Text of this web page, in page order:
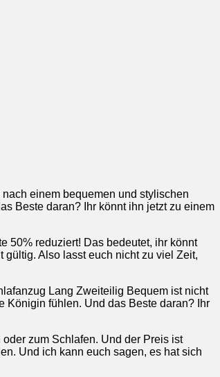
einem bequemen und stylischen
Beste daran? Ihr könnt ihn jetzt zu einem
50% reduziert! Das bedeutet, ihr könnt
Also lasst euch nicht zu viel Zeit,
Lang Zweiteilig Bequem ist nicht
Königin fühlen. Und das Beste daran? Ihr
zum Schlafen. Und der Preis ist
Und ich kann euch sagen, es hat sich